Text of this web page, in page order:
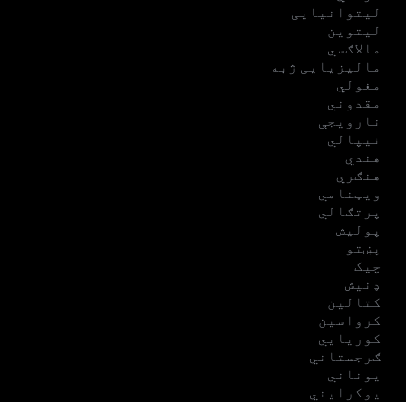
لیتوانیایی
لیتوین
مالاګسي
مالیزیایی ژبه
مغولي
مقدوني
نارویجې
نیپالي
هندي
هنګري
ویټنامي
پرتګالي
پولیش
پښتو
چیک
ډنیش
کتالین
کرواسین
کوریایي
ګرجستاني
یوناني
یوکرایني